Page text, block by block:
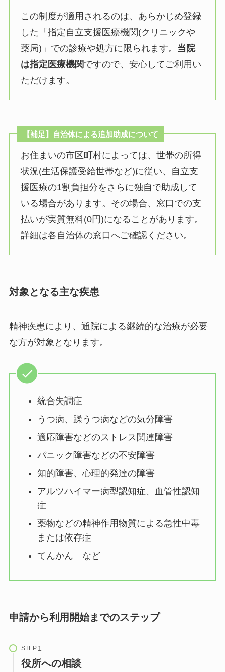
この制度が適用されるのは、あらかじめ登録
した「指定自立支援医療機関(クリニックや
薬局)」での診療や処方に限られます。 当院
は指定医療機関ですので、安心してご利用い
ただけます。
【補足】自治体による追加助成について
お住まいの市区町村によっては、世帯の所得
状況(生活保護受給世帯など)に従い、自立支
援医療の1割負担分をさらに独自で助成して
いる場合があります。その場合、窓口での支
払いが実質無料(0円)になることがあります。
詳細は各自治体の窓口へご確認ください。
対象となる主な疾患
精神疾患により、通院による継続的な治療が必要
な方が対象となります。
統合失調症
うつ病、躁うつ病などの気分障害
適応障害などのストレス関連障害
パニック障害などの不安障害
知的障害、心理的発達の障害
アルツハイマー病型認知症、血管性認知
症
薬物などの精神作用物質による急性中毒
または依存症
てんかん など
申請から利用開始までのステップ
STEP
役所への相談